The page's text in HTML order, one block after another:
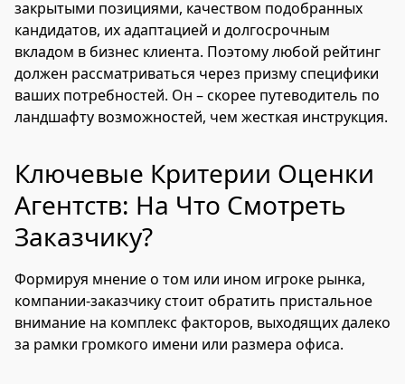
закрытыми позициями, качеством подобранных
кандидатов, их адаптацией и долгосрочным
вкладом в бизнес клиента. Поэтому любой рейтинг
должен рассматриваться через призму специфики
ваших потребностей. Он – скорее путеводитель по
ландшафту возможностей, чем жесткая инструкция.
Ключевые Критерии Оценки
Агентств: На Что Смотреть
Заказчику?
Формируя мнение о том или ином игроке рынка,
компании-заказчику стоит обратить пристальное
внимание на комплекс факторов, выходящих далеко
за рамки громкого имени или размера офиса.